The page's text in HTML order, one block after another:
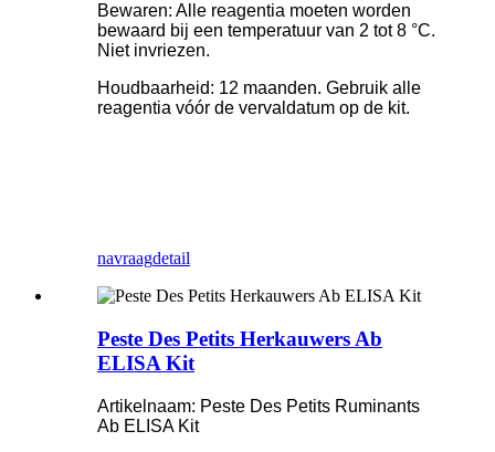
Bewaren: Alle reagentia moeten worden
bewaard bij een temperatuur van 2 tot 8 °C.
Niet invriezen.
Houdbaarheid: 12 maanden. Gebruik alle
reagentia vóór de vervaldatum op de kit.
navraagdetail
Peste Des Petits Herkauwers Ab
ELISA Kit
Artikelnaam: Peste Des Petits Ruminants
Ab ELISA Kit